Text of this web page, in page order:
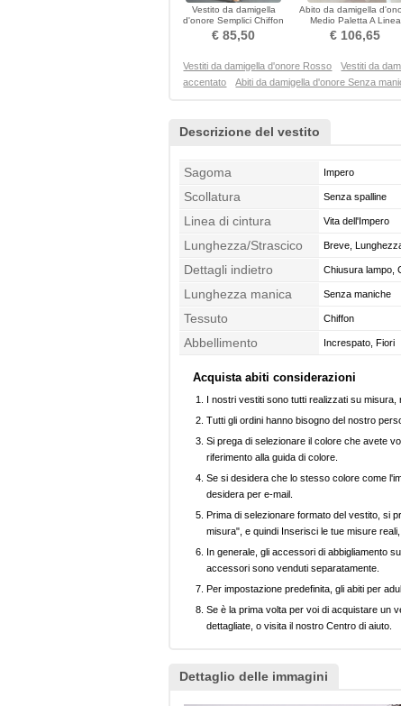
Vestito da damigella
d'onore Semplici Chiffon
Scollo a v Turchese
€ 85,50
Abito da damigella
Medio Paletta A Linea
Perline Primavera
€ 106,65
Vestiti da damigella d'onore Rosso Vestiti da
accentato
Abiti da damigella d'onore Senza
Descrizione del vestito
Sagoma Impero
Scollatura Senza spalline
Linea di cintura Vita dell'Impero
Lunghezza/Strascico Breve,
Dettagli indietro Chiusura lampo,
Lunghezza manica Senza maniche
Tessuto Chiffon
Abbellimento Increspato, Fiori
Acquista abiti considerazioni
I nostri vestiti sono tutti realizzati su misura,
Tutti gli ordini hanno bisogno del nostro
Si prega di selezionare il colore che avete
riferimento alla guida di colore.
Se si desidera che lo stesso colore come
desidera per e-mail.
Prima di selezionare formato del vestito, si
misura", e quindi Inserisci le tue misure
In generale, gli accessori di abbigliamento
accessori sono venduti separatamente.
Per impostazione predefinita, gli abiti per
Se è la prima volta per voi di acquistare un
dettagliate, o visita il nostro Centro di aiuto.
Dettaglio delle immagini